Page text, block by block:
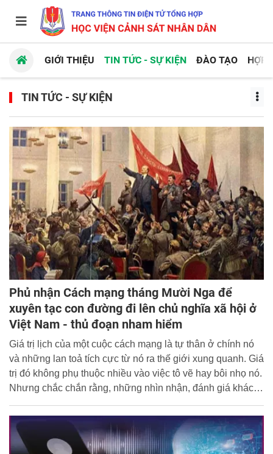
GIỚI THIỆU TIN TỨC - SỰ KIỆN ĐÀO TẠO HỢP
TIN TỨC - SỰ KIỆN
Phủ nhận Cách mạng tháng Mười Nga để
xuyên tạc con đường đi lên chủ nghĩa xã hội ở
Việt Nam - thủ đoạn nham hiểm
Giá trị lịch của một cuộc cách mạng là tự thân ở chính nó
và những lan toả tích cực từ nó ra thế giới xung quanh. Giá
trị đó không phụ thuộc nhiều vào việc tô vẽ hay bôi nhọ nó.
Nhưng chắc chắn rằng, những nhìn nhận, đánh giá khách
có ý nghĩa tiếp thêm và làm gia tăng giá trị của cuộc cách
mạng đó. Cách mạng tháng Mười Nga cũng không ngoại
lệ.